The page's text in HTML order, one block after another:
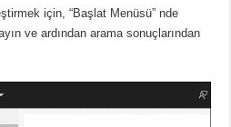
için, “Başlat Menüsü” nde
ve ardından arama sonuçlarından